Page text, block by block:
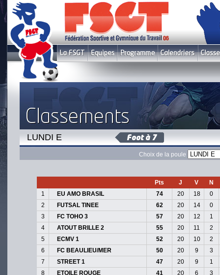
Choix de la poule
LUNDI E
Pts J V
N
1
EU AMO BRASIL 74 20 18
0
2
FUTSAL TINEE 62 20 14
0
3
FC TOHO 3 57 20 12
1
4
ATOUT BRILLE 2 55 20 11
2
5
ECMV 1 52 20 10
2
6
FC BEAULIEU/MER 50 20 9
3
7
STREET 1 47 20 9
1
8
ETOILE ROUGE 41 20 6
3